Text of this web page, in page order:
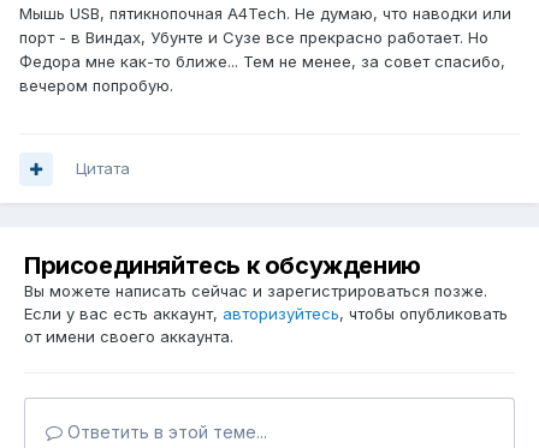
Мышь USB, пятикнопочная A4Tech. Не думаю, что наводки или
порт - в Виндах, Убунте и Сузе все прекрасно работает. Но
Федора мне как-то ближе... Тем не менее, за совет спасибо,
вечером попробую.
Цитата
Присоединяйтесь к обсуждению
Вы можете написать сейчас и зарегистрироваться позже.
Если у вас есть аккаунт, авторизуйтесь, чтобы опубликовать
от имени своего аккаунта.
Ответить в этой теме...